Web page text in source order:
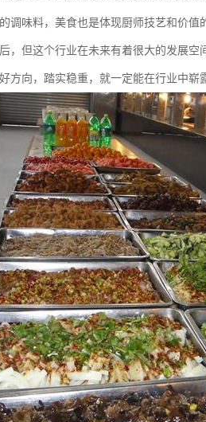
调味料，美食也是体现厨师技艺和价值
，但这个行业在未来有着很大的发展
方向，踏实稳重，就一定能在行业中崭